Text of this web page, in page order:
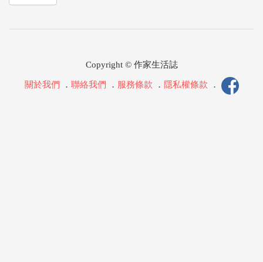
Copyright © 作家生活誌
關於我們 ． 聯絡我們 ． 服務條款 ． 隱私權條款 ．